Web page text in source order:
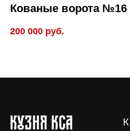
Кованые ворота №16
200 000 руб.